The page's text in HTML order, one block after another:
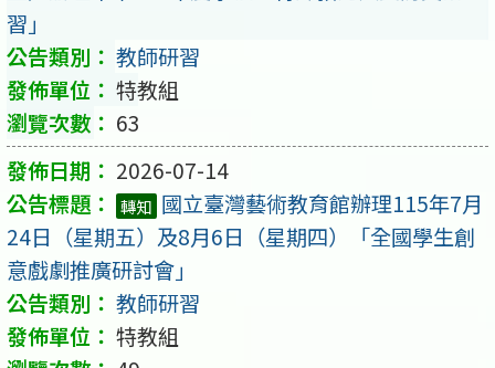
習」
教師研習
特教組
63
2026-07-14
轉知 國立臺灣藝術教育館辦理115年7月
24日（星期五）及8月6日（星期四）「全國學生創
意戲劇推廣研討會」
教師研習
特教組